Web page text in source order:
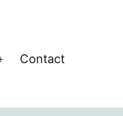
Open
Contact